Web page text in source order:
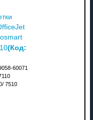
(Код:
60071
7510